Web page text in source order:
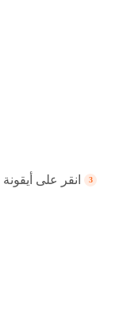
انقر على